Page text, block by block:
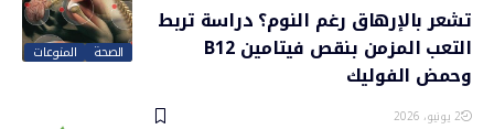
الصحة المنوعات
تشعر بالإرهاق رغم النوم؟ دراسة تربط
التعب المزمن بنقص فيتامين B12
وحمض الفوليك
2 يونيو، 2026